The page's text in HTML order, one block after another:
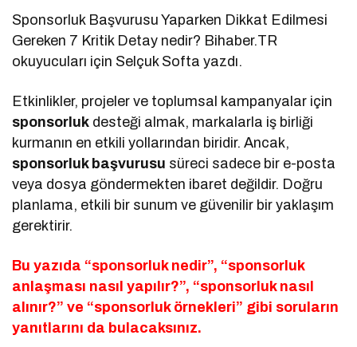
Sponsorluk Başvurusu Yaparken Dikkat Edilmesi
Gereken 7 Kritik Detay nedir? Bihaber.TR
okuyucuları için Selçuk Softa yazdı.
Etkinlikler, projeler ve toplumsal kampanyalar için
sponsorluk desteği almak, markalarla iş birliği
kurmanın en etkili yollarından biridir. Ancak,
sponsorluk başvurusu süreci sadece bir e-posta
veya dosya göndermekten ibaret değildir. Doğru
planlama, etkili bir sunum ve güvenilir bir yaklaşım
gerektirir.
Bu yazıda “sponsorluk nedir”, “sponsorluk
anlaşması nasıl yapılır?”, “sponsorluk nasıl
alınır?” ve “sponsorluk örnekleri” gibi soruların
yanıtlarını da bulacaksınız.